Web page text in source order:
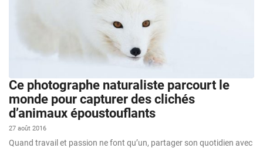
Ce photographe naturaliste parcourt le
monde pour capturer des clichés
d’animaux époustouflants
27 août 2016
Quand travail et passion ne font qu’un, partager son quotidien avec